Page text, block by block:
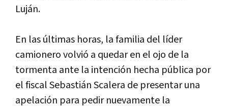
Luján.
En las últimas horas, la familia del líder
camionero volvió a quedar en el ojo de la
tormenta ante la intención hecha pública por
el fiscal Sebastián Scalera de presentar una
apelación para pedir nuevamente la